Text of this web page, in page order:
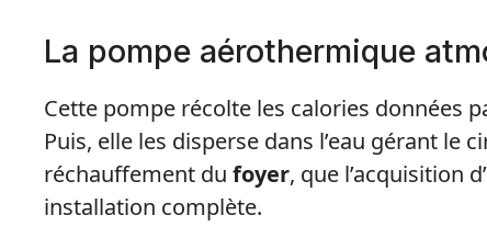
La pompe aérothermique
Cette pompe récolte les calories données
Puis, elle les disperse dans l’eau gérant
réchauffement du foyer, que l’acquisition
installation complète.